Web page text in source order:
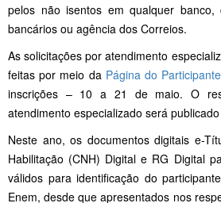
pelos não isentos em qualquer banco,
bancários ou agência dos Correios.
As solicitações por atendimento
feitas por meio da Página do Participante
inscrições – 10 a 21 de maio. O
atendimento especializado será
Neste ano, os documentos digitais e-
Habilitação (CNH) Digital e RG Digital
válidos para identificação do
Enem, desde que apresentados nos